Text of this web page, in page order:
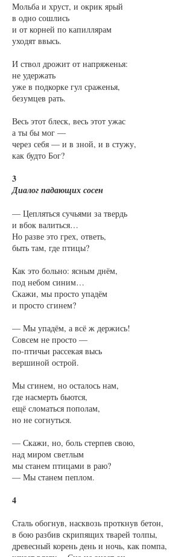
Мольба и хруст, и окрик ярый
в одно сошлись
и от корней по капиллярам
уходят ввысь.
И ствол дрожит от напряженья:
не удержать
уже в подкорке гул сраженья,
безумцев рать.
Весь этот блеск, весь этот ужас
а ты бы мог —
через себя — и в зной, и в стужу,
как будто Бог?
3
Диалог падающих сосен
— Цепляться сучьями за твердь
и вбок валиться…
Но разве это грех, ответь,
быть там, где птицы?
Как это больно: ясным днём,
под небом синим…
Скажи, мы просто упадём
и просто сгинем?
— Мы упадём, а всё ж держись!
Совсем не просто —
по-птичьи рассекая высь
вершиной острой.
Мы сгинем, но осталось нам,
где насмерть бьются,
ещё сломаться пополам,
но не согнуться.
— Скажи, но, боль стерпев свою,
над миром светлым
мы станем птицами в раю?
— Мы станем пеплом.
4
Сталь обогнув, насквозь проткнув бетон,
в бою разбив скрипящих тварей толпы,
древесный корень день и ночь, как помпа,